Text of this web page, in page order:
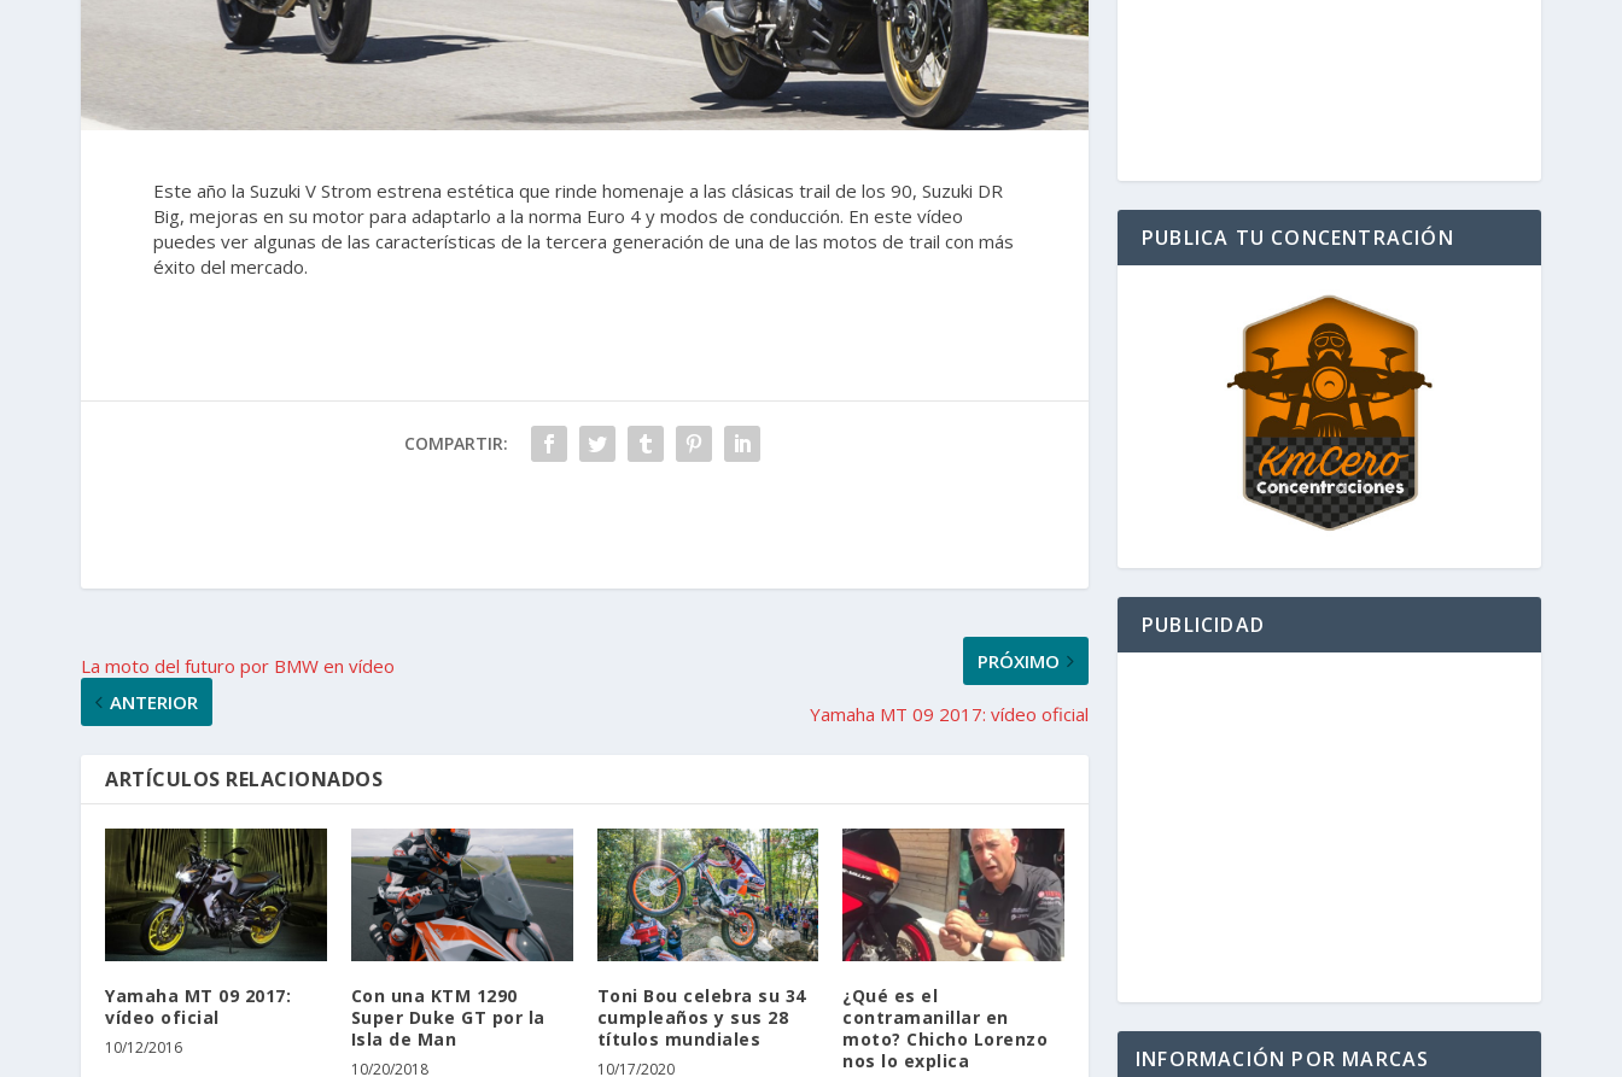
Este año la Suzuki V Strom estrena estética que rinde homenaje a las clásicas trail de los 90, Suzuki DR
Big, mejoras en su motor para adaptarlo a la norma Euro 4 y modos de conducción. En este vídeo
puedes ver algunas de las características de la tercera generación de una de las motos de trail con más
éxito del mercado.
COMPARTIR:
La moto del futuro por BMW en vídeo
ANTERIOR
PRÓXIMO
Yamaha MT 09 2017: vídeo oficial
ARTÍCULOS RELACIONADOS
Yamaha MT 09 2017:
vídeo oficial
10/12/2016
Con una KTM 1290
Super Duke GT por la
Isla de Man
10/20/2018
Toni Bou celebra su 34
cumpleaños y sus 28
títulos mundiales
10/17/2020
¿Qué es el
contramanillar en
moto? Chicho Lorenzo
nos lo explica
PUBLICA TU CONCENTRACIÓN
PUBLICIDAD
INFORMACIÓN POR MARCAS